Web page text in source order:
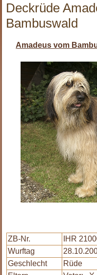
Deckrüde
Bambuswald
Amadeus vom
ZB-Nr.
IHR
Wurftag
Geschlecht
Rüde